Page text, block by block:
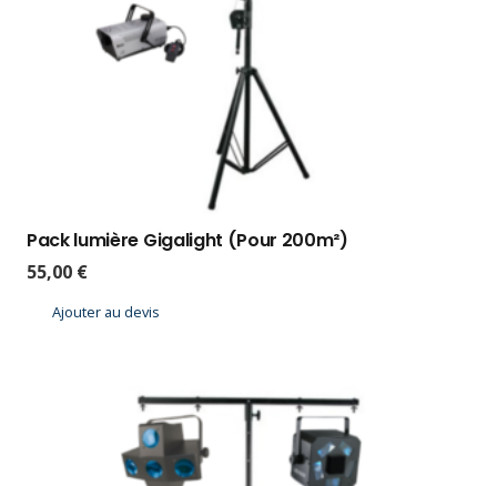
Pack lumière Gigalight (Pour 200m²)
55,00 €
Ajouter au devis